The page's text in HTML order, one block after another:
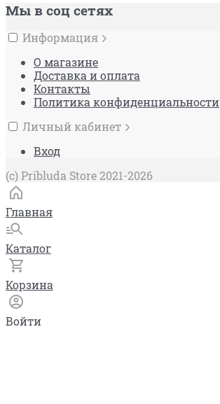
Мы в соц сетях
Информация
О магазине
Доставка и оплата
Контакты
Политика конфиденциальности
Личный кабинет
Вход
(c) Pribluda Store 2021-2026
Главная
Каталог
Корзина
Войти